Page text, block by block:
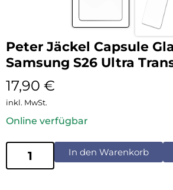
Peter Jäckel Capsule
Samsung S26 Ultra
17,90 €
inkl. MwSt.
Online verfügbar
In den Warenkorb